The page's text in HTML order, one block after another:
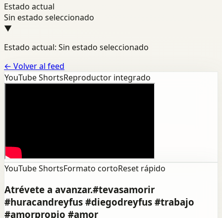
Estado actual
Sin estado seleccionado
▼
Estado actual: Sin estado seleccionado
← Volver al feed
YouTube ShortsReproductor integrado
YouTube ShortsFormato cortoReset rápido
Atrévete a avanzar.#tevasamorir
#huracandreyfus #diegodreyfus #trabajo
#amorpropio #amor